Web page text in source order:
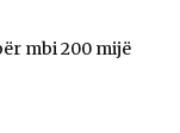
mbi 200 mijë